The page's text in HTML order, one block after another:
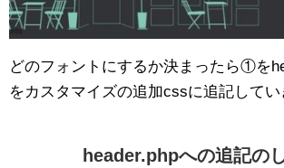
どのフォントにするか決まったら①を
をカスタマイズの追加cssに追記してい
header.phpへの追記の